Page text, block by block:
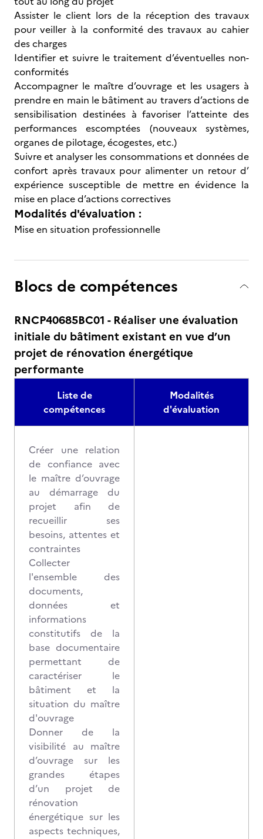
Assister le client lors de la réception des travaux
pour veiller à la conformité des travaux au cahier
des charges
Identifier et suivre le traitement d’éventuelles non-
conformités
Accompagner le maître d’ouvrage et les usagers à
prendre en main le bâtiment au travers d’actions de
sensibilisation destinées à favoriser l’atteinte des
performances escomptées (nouveaux systèmes,
organes de pilotage, écogestes, etc.)
Suivre et analyser les consommations et données de
confort après travaux pour alimenter un retour d’
expérience susceptible de mettre en évidence la
mise en place d’actions correctives
Modalités d'évaluation :
Mise en situation professionnelle
Blocs de compétences
RNCP40685BC01 - Réaliser une évaluation
initiale du bâtiment existant en vue d’un
projet de rénovation énergétique
performante
Liste de
compétences
Modalités
d'évaluation
Créer une relation
de confiance avec
le maître d’ouvrage
au démarrage du
projet afin de
recueillir ses
besoins, attentes et
contraintes
Collecter
l'ensemble des
documents,
données et
informations
constitutifs de la
base documentaire
permettant de
caractériser le
bâtiment et la
situation du maître
d'ouvrage
Donner de la
visibilité au maître
d’ouvrage sur les
grandes étapes
d’un projet de
rénovation
énergétique sur les
aspects techniques,